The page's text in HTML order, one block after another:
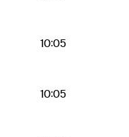
10:05
10:05